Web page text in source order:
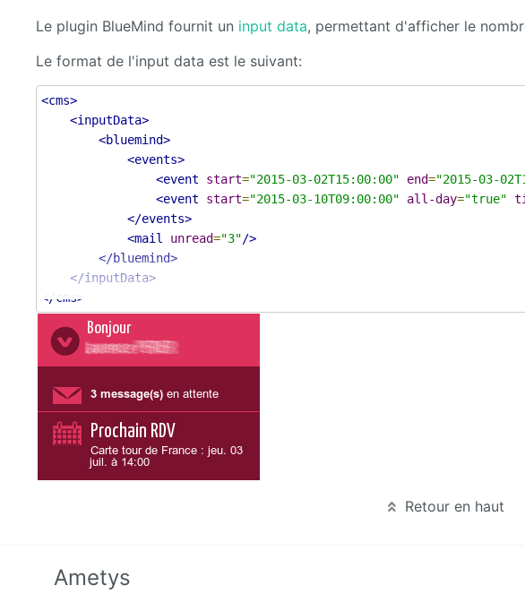
Le plugin BlueMind fournit un input data, permettant d'afficher le
Le format de l'input data est le suivant:
<cms>
<inputData>
<bluemind>
<events>
<event
start="2015-03-02T15:00:00" end="2015-03-
<event
start="2015-03-10T09:00:00" all-day="true"
</events>
<mail
unread="3"/>
</bluemind>
</inputData>
</cms>
Retour en haut
Ametys